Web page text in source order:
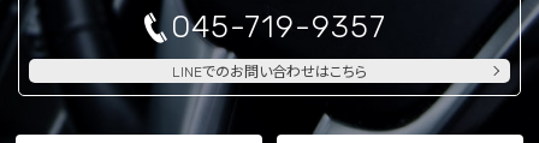
045-719-9357
LINEでのお問い合わせはこちら